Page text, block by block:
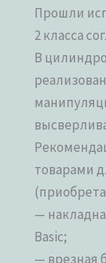
Прошли
2 класса
В
товарами
—
Basic;
— врезная